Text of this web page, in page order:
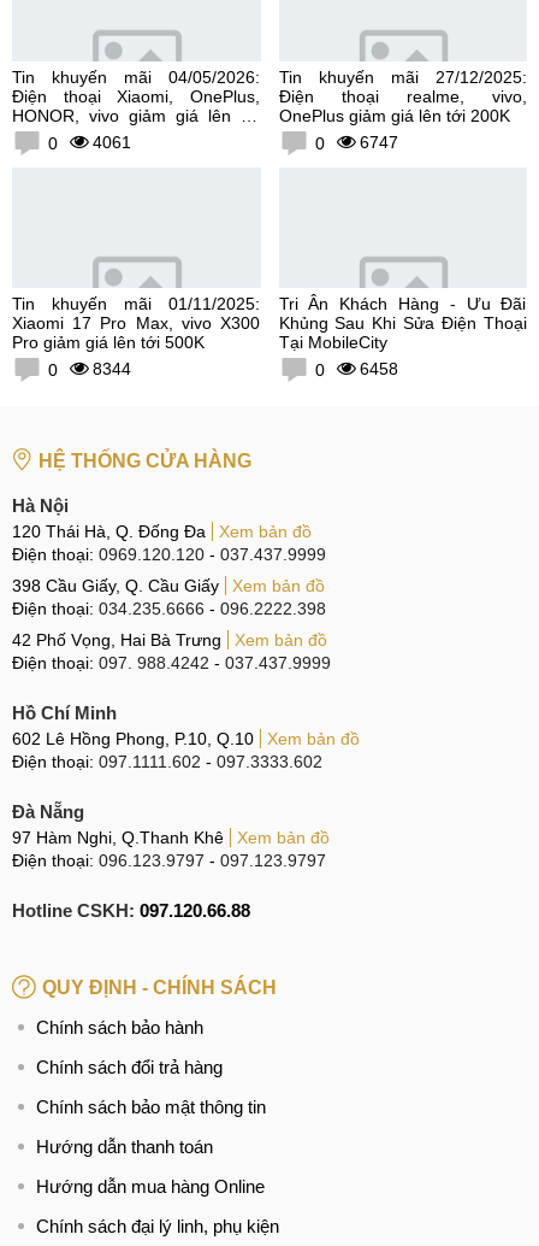
Tin khuyến mãi 04/05/2026:
Điện thoại Xiaomi, OnePlus,
HONOR, vivo giảm giá lên tới
300K0 4061
Tin khuyến mãi 27/12/2025:
Điện thoại realme, vivo,
OnePlus giảm giá lên tới 200K
0
6747
Tin khuyến mãi 01/11/2025:
Xiaomi 17 Pro Max, vivo X300
Pro giảm giá lên tới 500K
0
8344
Tri Ân Khách Hàng - Ưu Đãi
Khủng Sau Khi Sửa Điện Thoại
Tại MobileCity
0
6458
HỆ THỐNG CỬA HÀNG
Hà Nội
120 Thái Hà, Q. Đống Đa
Xem bản đồ
Điện thoại: 0969.120.120 - 037.437.9999
398 Cầu Giấy, Q. Cầu Giấy
Xem bản đồ
Điện thoại: 034.235.6666 - 096.2222.398
42 Phố Vọng, Hai Bà Trưng
Xem bản đồ
Điện thoại: 097. 988.4242 - 037.437.9999
Hồ Chí Minh
602 Lê Hồng Phong, P.10, Q.10
Xem bản đồ
Điện thoại: 097.1111.602 - 097.3333.602
Đà Nẵng
97 Hàm Nghi, Q.Thanh Khê
Xem bản đồ
Điện thoại: 096.123.9797 - 097.123.9797
Hotline CSKH: 097.120.66.88
QUY ĐỊNH - CHÍNH SÁCH
Chính sách bảo hành
Chính sách đổi trả hàng
Chính sách bảo mật thông tin
Hướng dẫn thanh toán
Hướng dẫn mua hàng Online
Chính sách đại lý linh, phụ kiện